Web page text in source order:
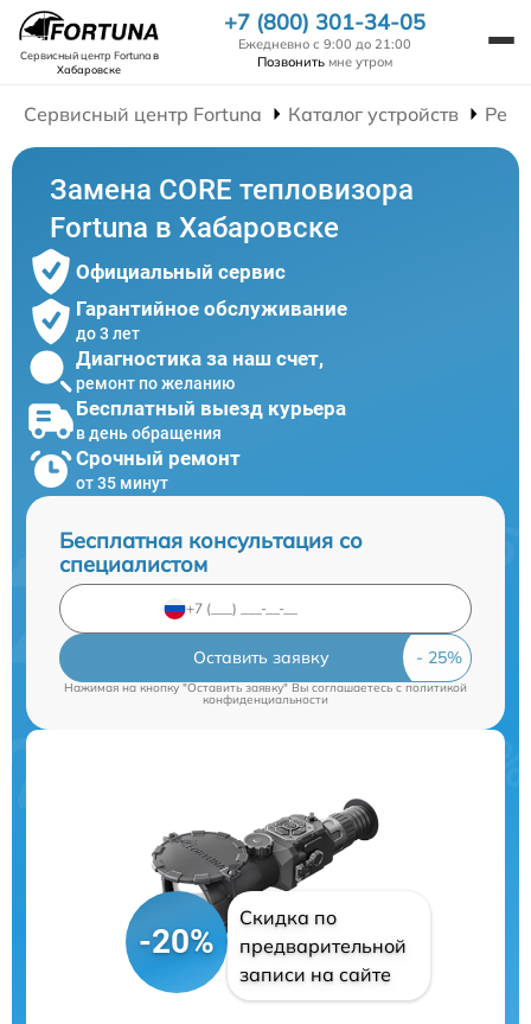
Сервисный центр Fortunaв
Хабаровске
+7 (800) 301-34-05
Ежедневно с 9:00 до 21:00
Позвонить мне утром
Сервисный центр Fortuna Каталог устройств
Замена CORE тепловизора
Fortuna в Хабаровске
Официальный сервис
Гарантийное обслуживание
до 3 лет
Диагностика за наш счет,
ремонт по желанию
Бесплатный выезд курьера
в день обращения
Срочный ремонт
от 35 минут
Бесплатная консультация со
специалистом
Оставить заявку
Нажимая на кнопку "Оставить заявку" Вы соглашаетесь cполитикой
конфиденциальности
-20%
Скидка по
предварительной
записи на сайте